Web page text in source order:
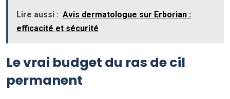
Lire aussi : Avis dermatologue sur Erborian :
efficacité et sécurité
Le vrai budget du ras de cil
permanent